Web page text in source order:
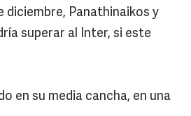
diciembre, Panathinaikos y
superar al Inter, si este
en su media cancha, en una